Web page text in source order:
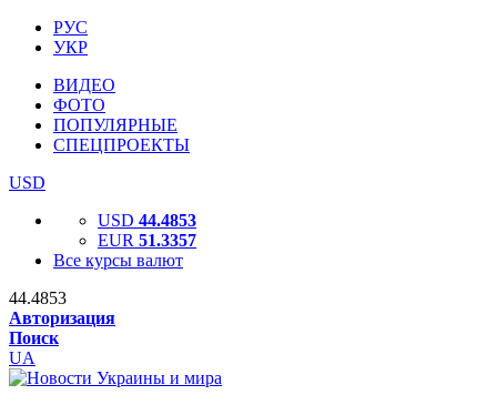
РУС
УКР
ВИДЕО
ФОТО
ПОПУЛЯРНЫЕ
СПЕЦПРОЕКТЫ
USD
USD 44.4853
EUR 51.3357
Все курсы валют
44.4853
Авторизация
Поиск
UA